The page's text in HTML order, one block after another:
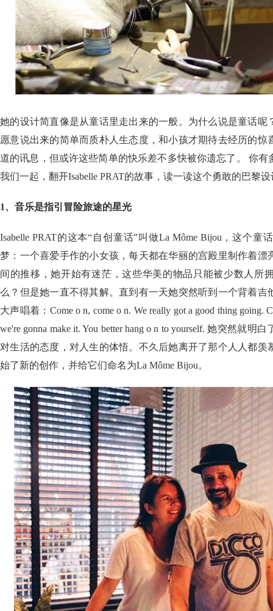
她的设计简直像是从童话里走出来的一般。为什么说是童话呢
愿意说出来的简单而质朴人生态度，和小孩才期待去经历的惊
道的讯息，但或许这些简单的快乐差不多快被你遗忘了。 你有
我们一起，翻开Isabelle PRAT的故事，读一读这个勇敢的巴黎
1、音乐是指引冒险旅途的星光
Isabelle PRAT的这本“自创童话”叫做La Môme Bijou，这个童
梦：一个喜爱手作的小女孩，每天都在华丽的宫殿里制作着漂
间的推移，她开始有迷茫，这些华美的物品只能被少数人所
么？但是她一直不得其解。直到有一天她突然听到一个背着吉
大声唱着：Come o n, come o n. We really got a good thing going.
we're gonna make it. You better hang o n to yourself. 她突然就明
对生活的态度，对人生的体悟。不久后她离开了那个人人都羡
始了新的创作，并给它们命名为La Môme Bijou。